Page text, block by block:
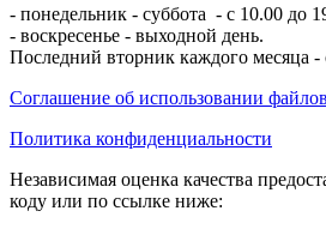
- понедельник - суббота - с 10.00 до
- воскресенье - выходной день.
Последний вторник каждого месяца -
Соглашение об использовании
Политика конфиденциальности
Независимая оценка качества
коду или по ссылке ниже: